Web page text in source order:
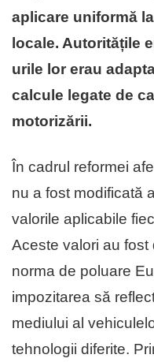
aplicare uniformă
locale. Autoritățile
urile lor erau
calcule legate de
motorizării.
În cadrul reformei
nu a fost modificată
valorile aplicabile
Aceste valori au fost
norma de poluare
impozitarea să
mediului al
tehnologii diferite.